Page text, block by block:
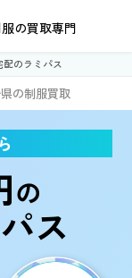
のラミパス
の買取専門
の制服買取
の
ス